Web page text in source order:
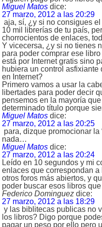
Miguel Matos dice:
27 marzo, 2012 a las 20:29
aja, sí, ¿y si no consigues
10 mil librerías de tu país,
chorrocientos de enlaces,
Y vicecersa, ¿y si no tienes
para poder comprar ese
está por Internet gratis sino
hubiera un control
en Internet?
Primero vamos a usar la
libertades para poder decir
pensemos en la mayoría
determinado título porque
Miguel Matos dice:
27 marzo, 2012 a las 20:25
para, dizque promocionar la
nada…
Miguel Matos dice:
27 marzo, 2012 a las 20:24
Leído en 10 segundos y mi
enlaces que correspondan
otros foros más abiertos, y
poder buscar esos libros
Federico Dominguez dice:
27 marzo, 2012 a las 18:29
y las biblitecas publicas no
los libros? Digo porque
pagar un peso por ello pero